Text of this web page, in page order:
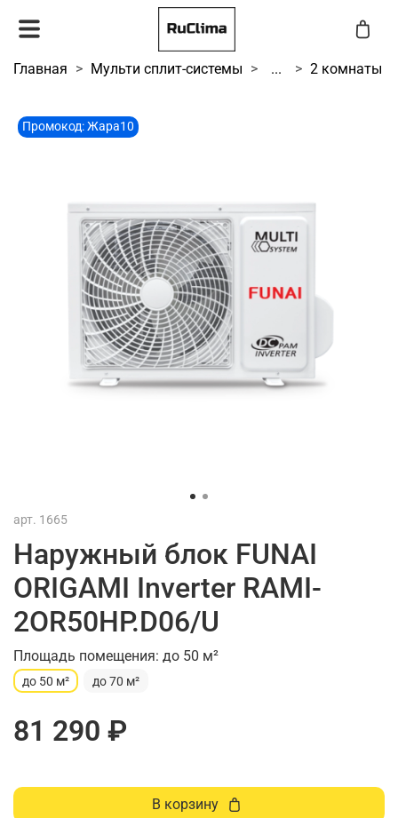
Главная Мульти сплит-системы ... 2 комнаты
Промокод: Жара10
арт. 1665
Наружный блок FUNAI
ORIGAMI Inverter RAMI-
2OR50HP.D06/U
Площадь помещения: до 50 м²
до 50 м² до 70 м²
81 290 ₽
В корзину